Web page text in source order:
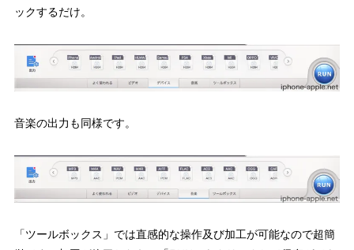
ックするだけ。
音楽の出力も同様です。
「ツールボックス」では直感的な操作及び加工が可能なので超簡